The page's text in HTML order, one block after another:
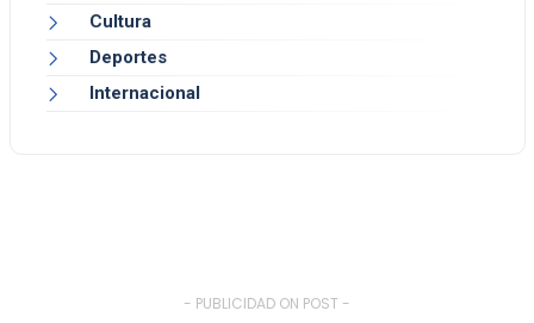
Cultura
Deportes
Internacional
- PUBLICIDAD ON POST -